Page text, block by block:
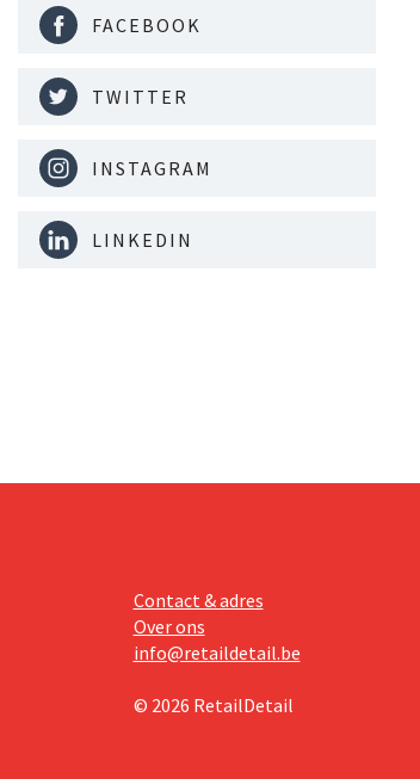
FACEBOOK
TWITTER
INSTAGRAM
LINKEDIN
Contact & adres
Over ons
info@retaildetail.be
© 2026 RetailDetail